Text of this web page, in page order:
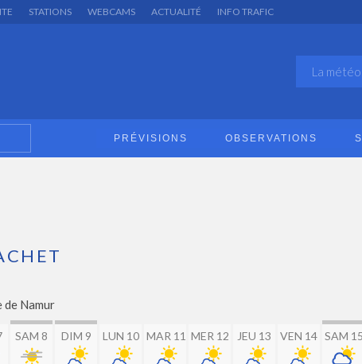
STATIONS WEBCAMS ACTUALITÉ INFO TRAFIC
DROPDOWN PRÉVISIONS OBSERVATIONS
de Namur
SAM 8 DIM 9 LUN 10 MAR 11 MER 12 JEU 13 VEN 14 SAM 15